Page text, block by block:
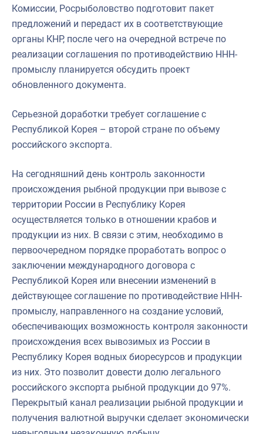
Комиссии, Росрыболовство подготовит пакет
предложений и передаст их в соответствующие
органы КНР, после чего на очередной встрече по
реализации соглашения по противодействию ННН-
промыслу планируется обсудить проект
обновленного документа.
Серьезной доработки требует соглашение с
Республикой Корея – второй стране по объему
российского экспорта.
На сегодняшний день контроль законности
происхождения рыбной продукции при вывозе с
территории России в Республику Корея
осуществляется только в отношении крабов и
продукции из них. В связи с этим, необходимо в
первоочередном порядке проработать вопрос о
заключении международного договора с
Республикой Корея или внесении изменений в
действующее соглашение по противодействие ННН-
промыслу, направленного на создание условий,
обеспечивающих возможность контроля законности
происхождения всех вывозимых из России в
Республику Корея водных биоресурсов и продукции
из них. Это позволит довести долю легального
российского экспорта рыбной продукции до 97%.
Перекрытый канал реализации рыбной продукции и
получения валютной выручки сделает экономически